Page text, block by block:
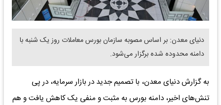
دنیای معدن: بر اساس مصوبه سازمان بورس معاملات روز یک شنبه با
دامنه محدوده شده برگزار می‌شود.
به گزارش دنیای معدن، با تصمیم جدید در بازار سرمایه، در پی
تنش‌های اخیر، دامنه بورس به مثبت و منفی یک کاهش یافت و هم